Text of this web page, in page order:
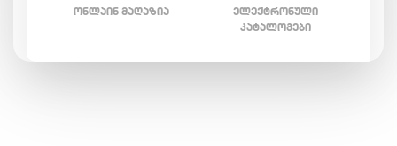
ᲝᲜᲚᲐᲘᲜ ᲛᲐᲦᲐᲖᲘᲐ
ᲔᲚᲔᲥᲢᲠᲝᲜᲣᲚᲘ
ᲙᲐᲢᲐᲚᲝᲒᲔᲑᲘ